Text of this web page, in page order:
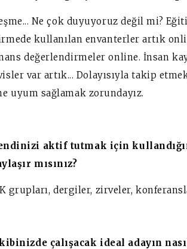
Ne çok duyuyoruz değil mi?
kullanılan envanterler artık
değerlendirmeler online. İnsan
var artık... Dolayısıyla takip
uyum sağlamak zorundayız.
aktif tutmak için
mısınız?
grupları, dergiler, zirveler,
çalışacak ideal adayın